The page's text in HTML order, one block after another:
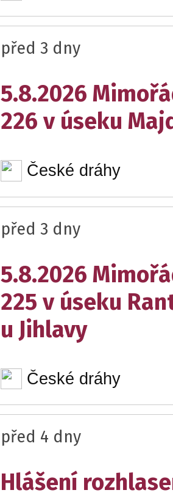
před 3 dny
5.8.2026
226 v úseku
České dráhy
před 3 dny
5.8.2026
225 v úseku
u Jihlavy
České dráhy
před 4 dny
Hlášení